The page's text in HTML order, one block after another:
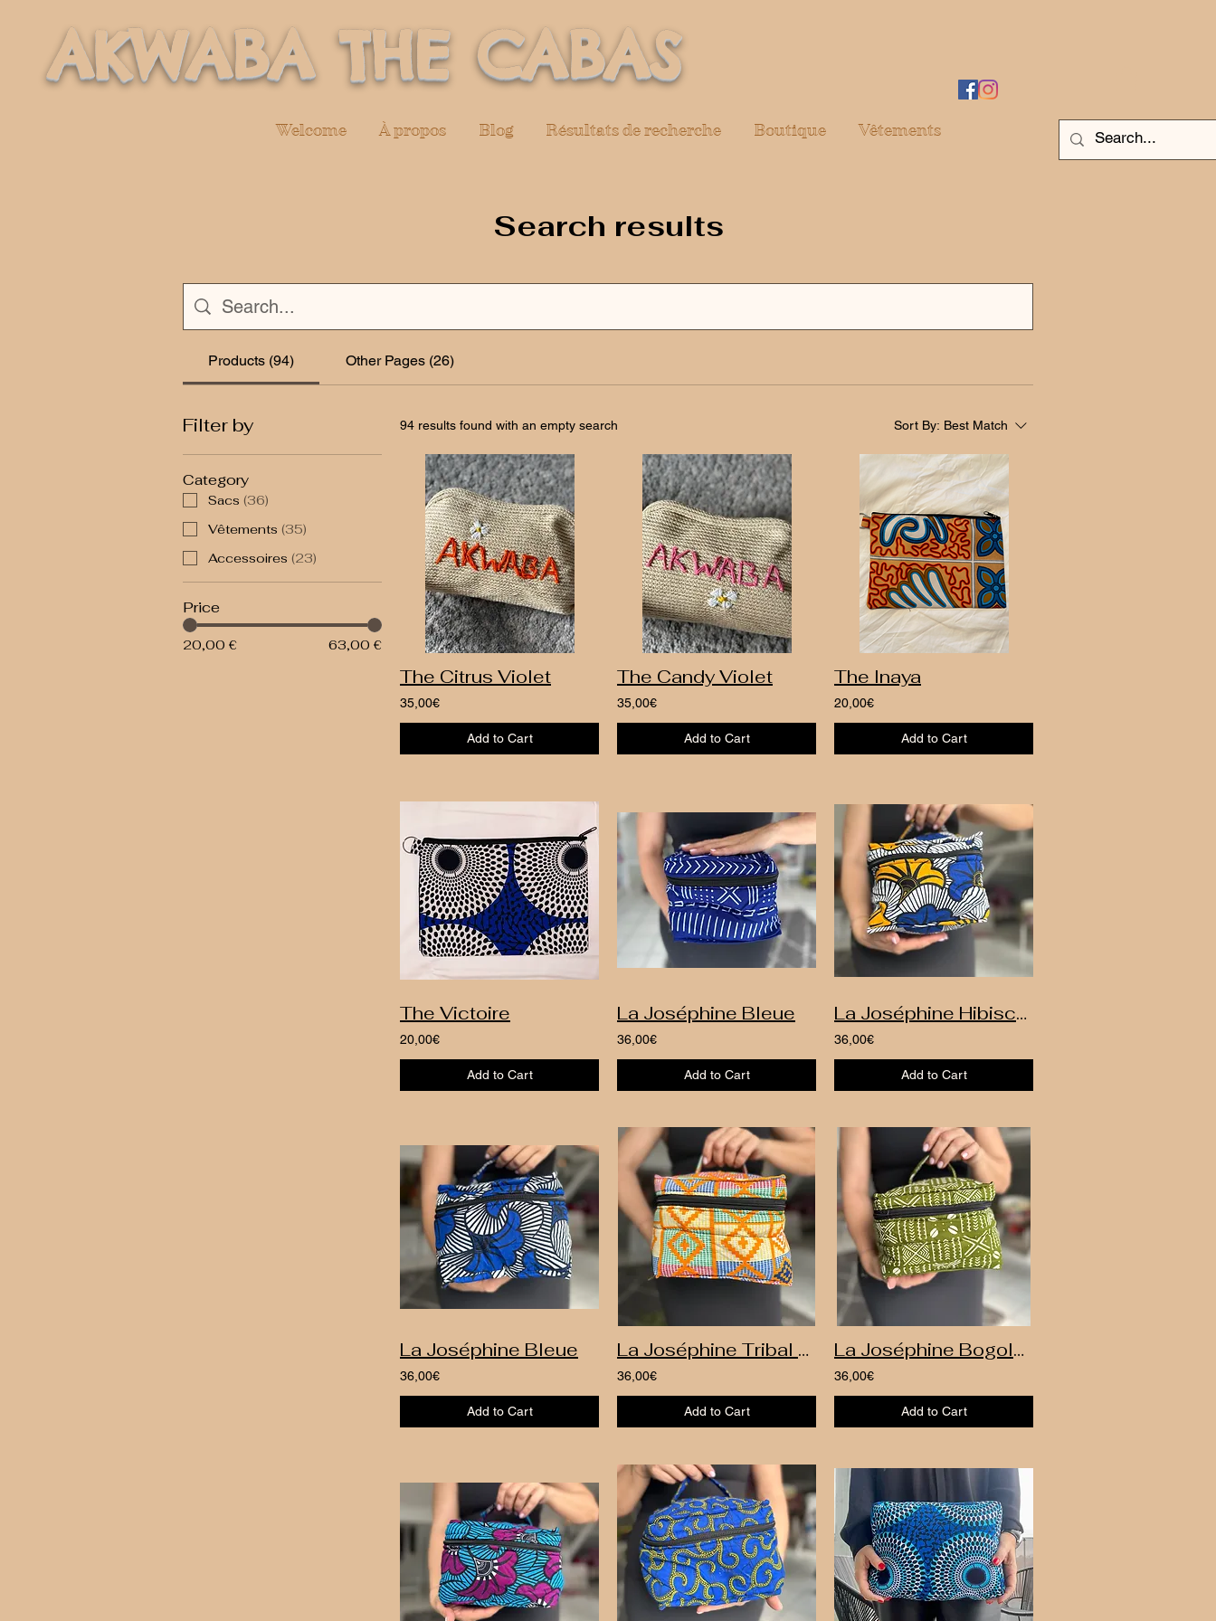
AKWABA THE CABAS
Welcome À propos Blog Résultats de recherche Boutique Vêtements
Search results
Products (94) Other Pages (26)
Filter by
Category
Sacs (36)
Vêtements (35)
Accessoires (23)
Price
20,00 € 63,00 €
94 results found with an empty search Sort By: Best Match
The Citrus Violet
35,00€
Add to Cart
The Candy Violet
35,00€
Add to Cart
The Inaya
20,00€
Add to Cart
The Victoire
20,00€
Add to Cart
La Joséphine Bleue
36,00€
Add to Cart
La Joséphine Hibiscus
36,00€
Add to Cart
La Joséphine Bleue
36,00€
Add to Cart
La Joséphine Tribal Chic
36,00€
Add to Cart
La Joséphine Bogolan
36,00€
Add to Cart